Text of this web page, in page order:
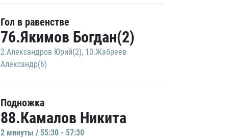
Гол в равенстве
76.Якимов Богдан(2)
2.Александров Юрий(2), 10.Жабреев
Александр(6)
Подножка
88.Камалов Никита
2 минуты / 55:30 - 57:30